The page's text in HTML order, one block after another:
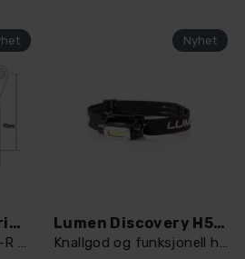
Lazer® takmontering 95mm
Til bil uten rails. Triple-R 24/T-28 evo
Lumen Discovery H50 LED hodelykt
Knallgod og funksjonell hodelykt